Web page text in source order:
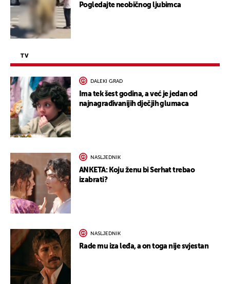
Pogledajte neobičnog ljubimca
TV
DALEKI GRAD
Ima tek šest godina, a već je jedan od
najnagrađivanijih dječjih glumaca
NASLJEDNIK
ANKETA: Koju ženu bi Serhat trebao
izabrati?
NASLJEDNIK
Rade mu iza leđa, a on toga nije svjestan